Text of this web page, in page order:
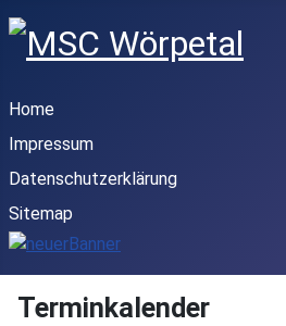
Home
Impressum
Datenschutzerklärung
Sitemap
Terminkalender